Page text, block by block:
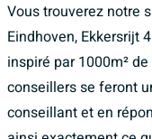
Vous trouverez notre
Eindhoven, Ekkersrijt
inspiré par 1000m²
conseillers se feront
conseillant et en